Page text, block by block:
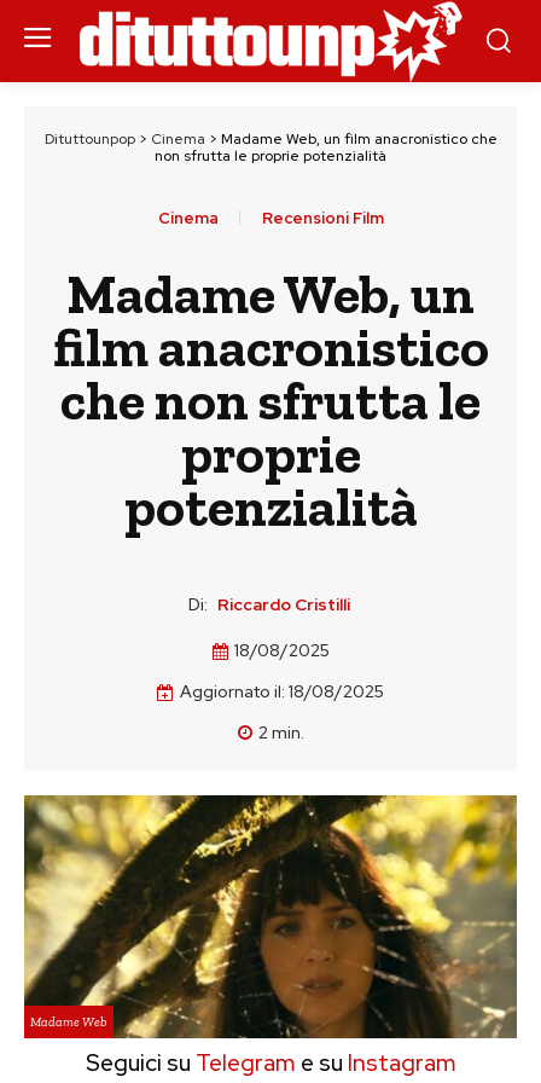
Dituttounpop> Cinema > Madame Web, un film anacronistico che
non sfrutta le proprie potenzialità
Cinema Recensioni Film
Madame Web, un
film anacronistico
che non sfrutta le
proprie
potenzialità
Di: Riccardo Cristilli
18/08/2025
Aggiornato il: 18/08/2025
2min.
Madame Web
Seguici su Telegram e su Instagram